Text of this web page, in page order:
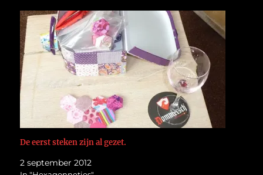
De eerst steken zijn al gezet.
2 september 2012